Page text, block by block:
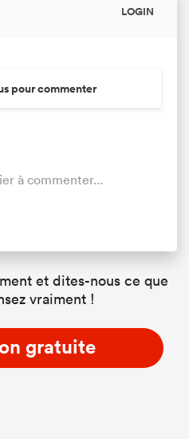
LOGIN
pour commenter
à commenter...
et dites-nous ce que
vraiment !
gratuite